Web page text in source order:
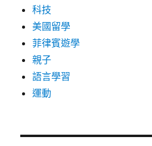
科技
美國留學
菲律賓遊學
親子
語言學習
運動